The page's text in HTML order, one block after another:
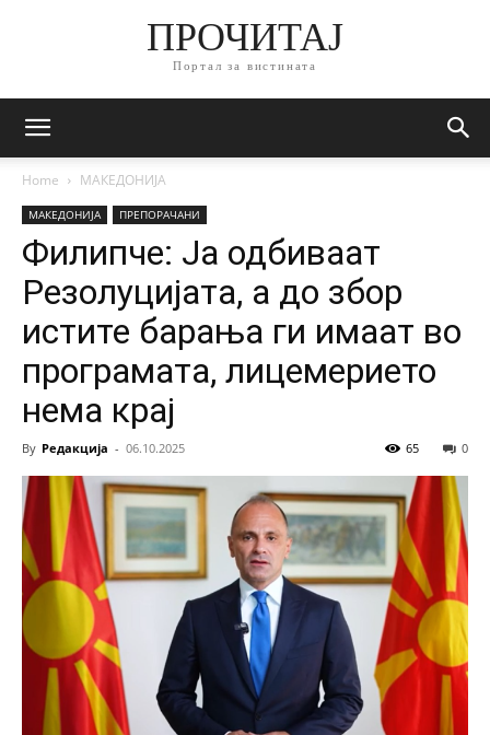
ПРОЧИТАЈ
Портал за вистината
Home МАКЕДОНИЈА
МАКЕДОНИЈА ПРЕПОРАЧАНИ
Филипче: Ја одбиваат
Резолуцијата, а до збор
истите барања ги имаат во
програмата, лицемерието
нема крај
By Редакција - 06.10.2025 0
65